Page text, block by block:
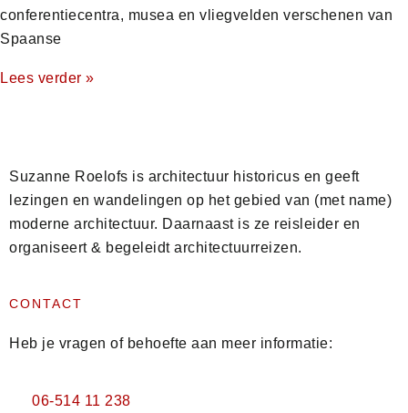
conferentiecentra, musea en vliegvelden verschenen van
Spaanse
Lees verder »
Suzanne Roelofs is architectuur historicus en geeft
lezingen en wandelingen op het gebied van (met name)
moderne architectuur. Daarnaast is ze reisleider en
organiseert & begeleidt architectuurreizen.
CONTACT
Heb je vragen of behoefte aan meer informatie:
06-514 11 238